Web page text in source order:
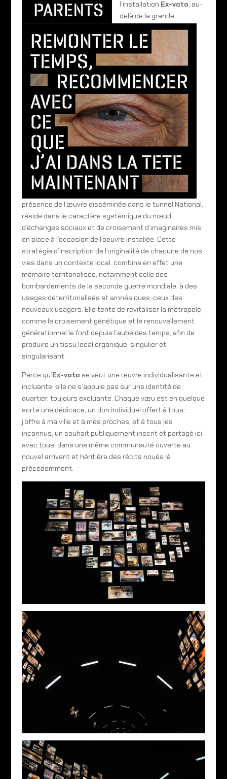
l’installation Ex-voto, au-
delà de la grande
présence de l’œuvre disséminée dans le tunnel National,
réside dans le caractère systémique du nœud
d’échanges sociaux et de croisement d’imaginaires mis
en place à l’occasion de l’oeuvre installée. Cette
stratégie d’inscription de l’originalité de chacune de nos
vies dans un contexte local, combine en effet une
mémoire territorialisée, notamment celle des
bombardements de la seconde guerre mondiale, à des
usages déterritorialisés et amnésiques, ceux des
nouveaux usagers. Elle tente de revitaliser la métropole,
comme le croisement génétique et le renouvellement
générationnel le font depuis l’aube des temps, afin de
produire un tissu local organique, singulier et
singularisant.
Parce qu’Ex-voto se veut une œuvre individualisante et
incluante, elle ne s‘appuie pas sur une identité de
quartier, toujours excluante. Chaque vœu est en quelque
sorte une dédicace, un don individuel offert à tous :
j’offre à ma ville et à mes proches, et à tous les
inconnus, un souhait publiquement inscrit et partagé ici,
avec tous, dans une même communauté ouverte au
nouvel arrivant et héritière des récits noués là
précédemment.